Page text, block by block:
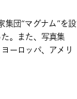
集団“マグナム”を設
。また、写真集
ーロッパ、アメリ